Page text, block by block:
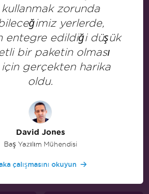
kullanmak zorunda
yerlerde,
entegre edildiği düşük
bir paketin olması
gerçekten harika
oldu.
David Jones
Baş Yazılım Mühendisi
çalışmasını okuyun